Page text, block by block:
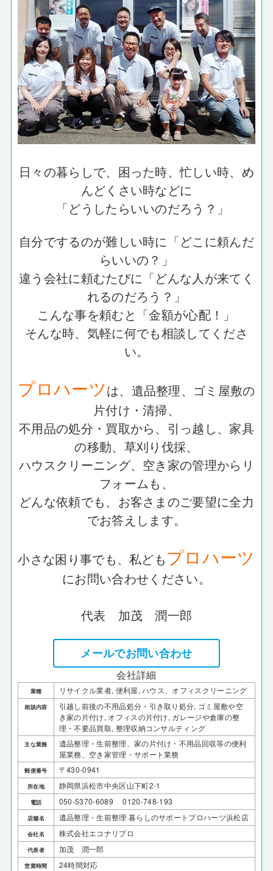
日々の暮らしで、困った時、忙しい時、め
んどくさい時などに
「どうしたらいいのだろう？」
自分でするのが難しい時に「どこに頼んだ
らいいの？」
違う会社に頼むたびに「どんな人が来てく
れるのだろう？」
こんな事を頼むと「金額が心配！」
そんな時、気軽に何でも相談してくださ
い。
プロハーツは、遺品整理、ゴミ屋敷の
片付け・清掃、
不用品の処分・買取から、引っ越し、家具
の移動、草刈り伐採、
ハウスクリーニング、空き家の管理からリ
フォームも、
どんな依頼でも、お客さまのご要望に全力
でお答えします。
小さな困り事でも、私どもプロハーツ
にお問い合わせください。
代表 加茂 潤一郎
メールでお問い合わせ
会社詳細
業種 リサイクル業者, 便利屋, ハウス、オフィスクリーニング
相談内容
引越し前後の不用品処分・引き取り処分, ゴミ屋敷や空
き家の片付け, オフィスの片付け, ガレージや倉庫の整
理・不要品買取, 整理収納コンサルティング
主な業務
遺品整理・生前整理、家の片付け・不用品回収等の便利
屋業務、空き家管理・サポート業務
郵便番号 〒430-0941
所在地 静岡県浜松市中央区山下町2-1
電話 050-5370-6089 0120-748-193
店舗名 遺品整理・生前整理 暮らしのサポートプロハーツ浜松店
会社名 株式会社エコナリプロ
代表者 加茂 潤一郎
営業時間 24時間対応